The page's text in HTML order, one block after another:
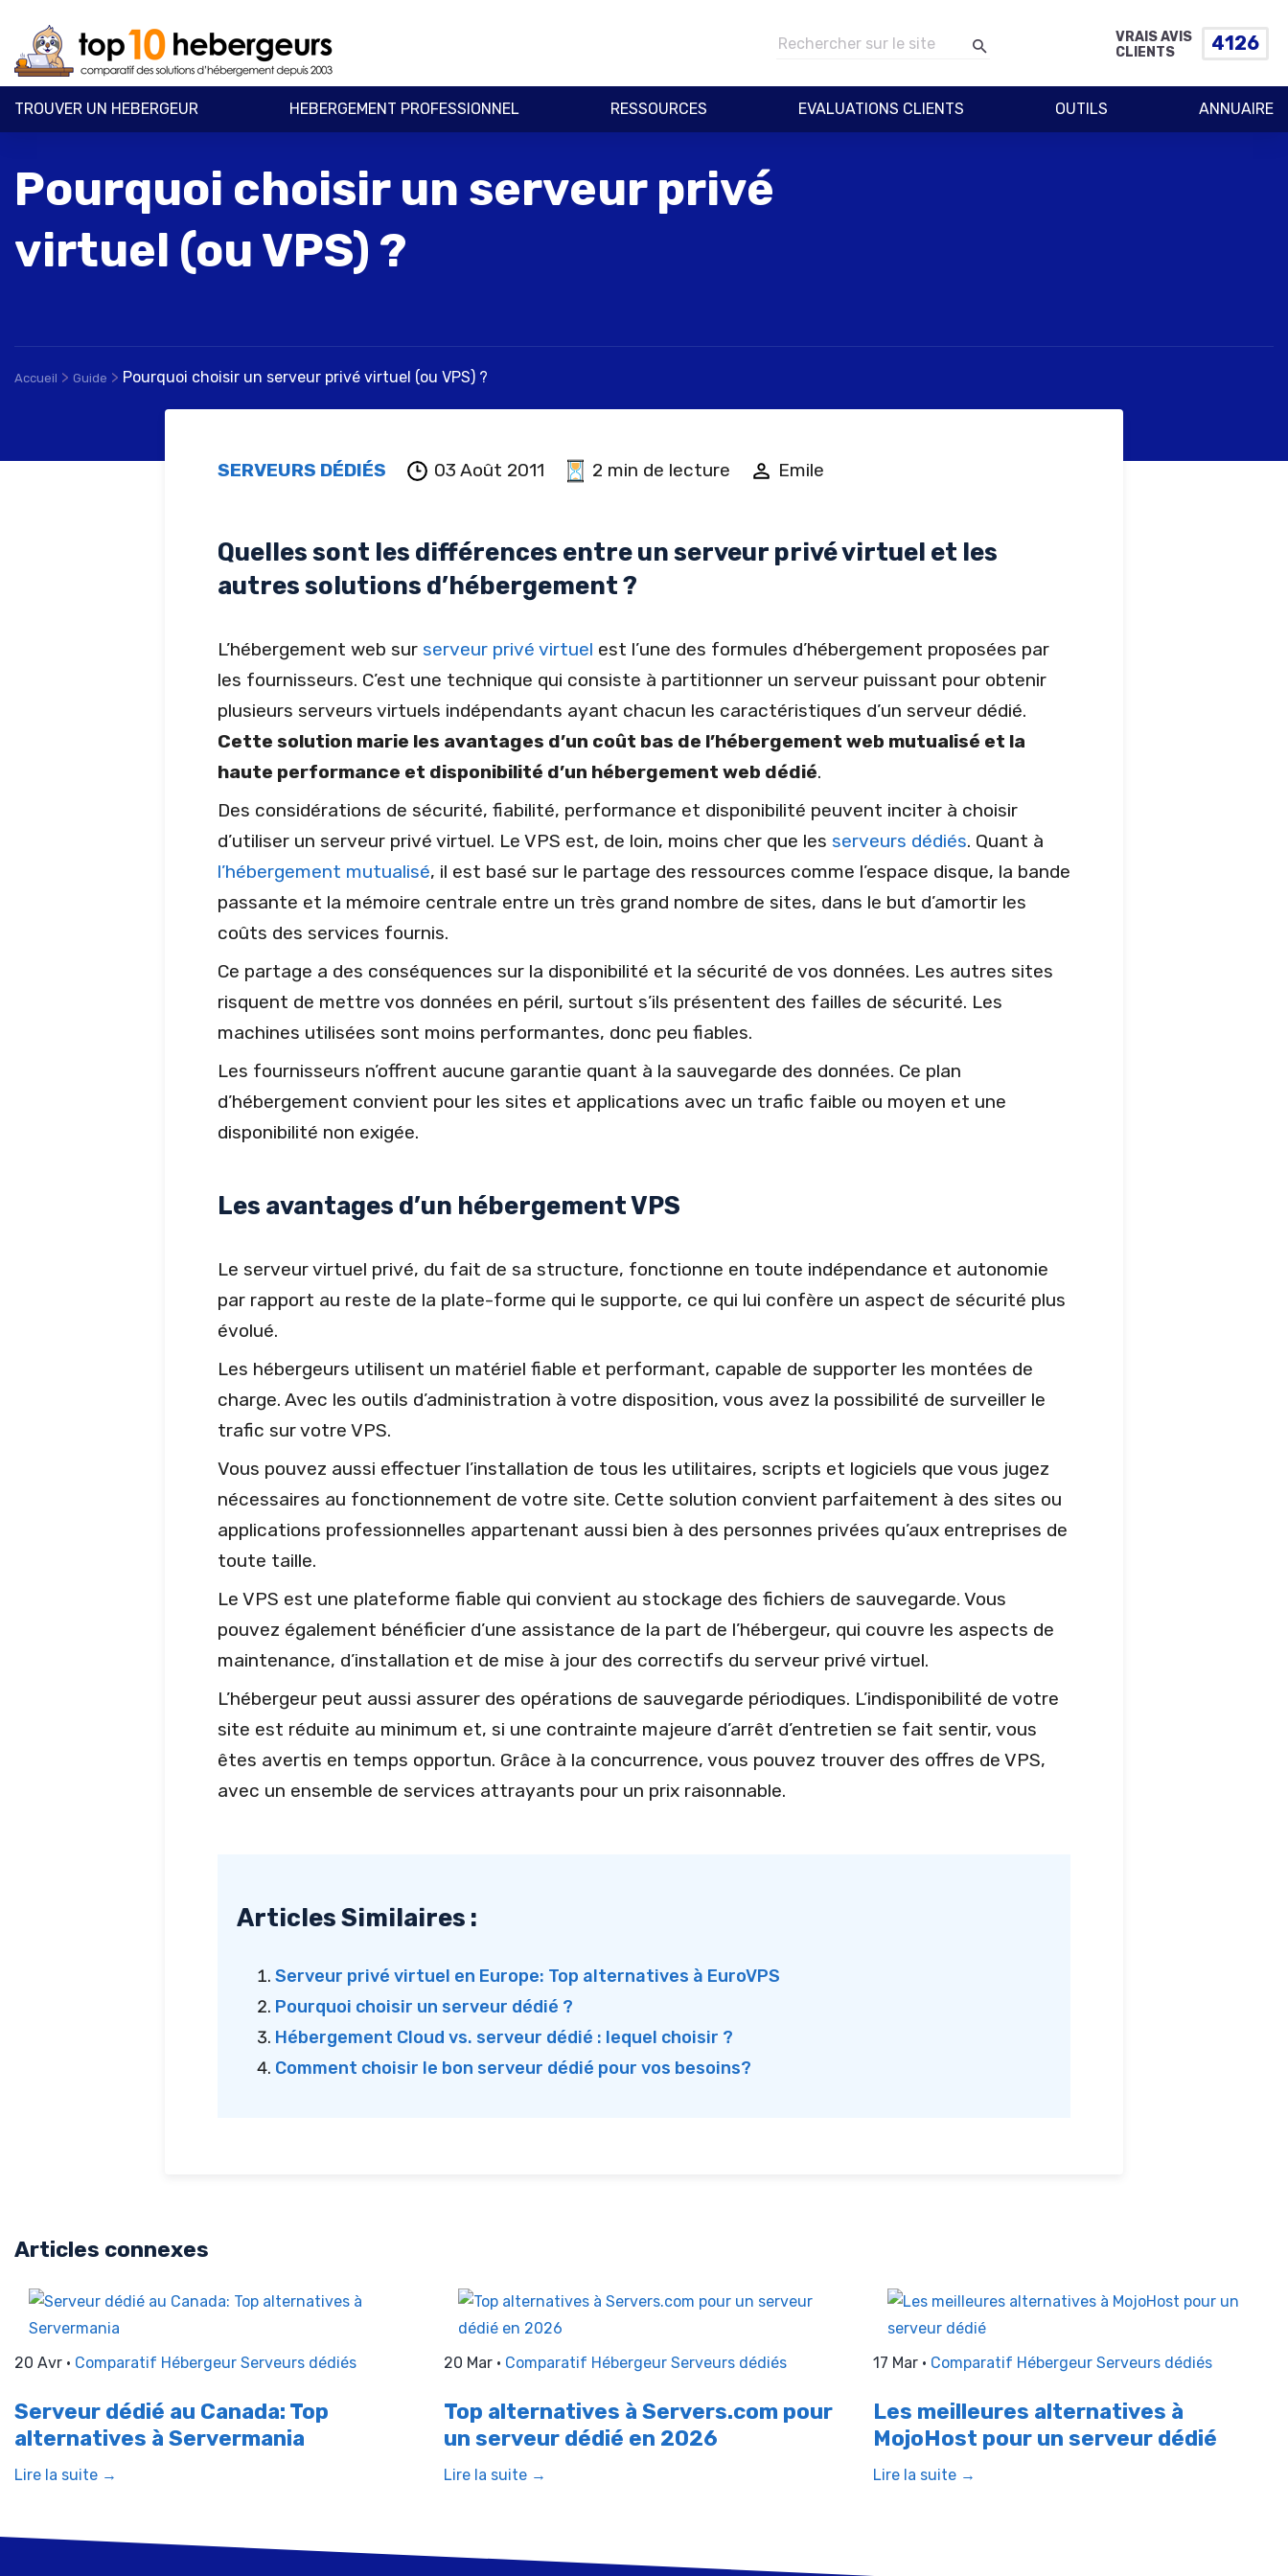
VRAIS AVIS
CLIENTS
4126
TROUVER UN HEBERGEUR HEBERGEMENT PROFESSIONNEL RESSOURCES EVALUATIONS CLIENTS OUTILS ANNUAIRE
Pourquoi choisir un serveur privé
virtuel (ou VPS) ?
Accueil > Guide > Pourquoi choisir un serveur privé virtuel (ou VPS) ?
SERVEURS DÉDIÉS 03 Août 2011 2 min de lecture Emile
Quelles sont les différences entre un serveur privé virtuel et les
autres solutions d’hébergement ?
L’hébergement web sur serveur privé virtuel est l’une des formules d’hébergement proposées par
les fournisseurs. C’est une technique qui consiste à partitionner un serveur puissant pour obtenir
plusieurs serveurs virtuels indépendants ayant chacun les caractéristiques d’un serveur dédié.
Cette solution marie les avantages d’un coût bas de l’hébergement web mutualisé et la
haute performance et disponibilité d’un hébergement web dédié.
Des considérations de sécurité, fiabilité, performance et disponibilité peuvent inciter à choisir
d’utiliser un serveur privé virtuel. Le VPS est, de loin, moins cher que les serveurs dédiés. Quant à
l’hébergement mutualisé, il est basé sur le partage des ressources comme l’espace disque, la bande
passante et la mémoire centrale entre un très grand nombre de sites, dans le but d’amortir les
coûts des services fournis.
Ce partage a des conséquences sur la disponibilité et la sécurité de vos données. Les autres sites
risquent de mettre vos données en péril, surtout s’ils présentent des failles de sécurité. Les
machines utilisées sont moins performantes, donc peu fiables.
Les fournisseurs n’offrent aucune garantie quant à la sauvegarde des données. Ce plan
d’hébergement convient pour les sites et applications avec un trafic faible ou moyen et une
disponibilité non exigée.
Les avantages d’un hébergement VPS
Le serveur virtuel privé, du fait de sa structure, fonctionne en toute indépendance et autonomie
par rapport au reste de la plate-forme qui le supporte, ce qui lui confère un aspect de sécurité plus
évolué.
Les hébergeurs utilisent un matériel fiable et performant, capable de supporter les montées de
charge. Avec les outils d’administration à votre disposition, vous avez la possibilité de surveiller le
trafic sur votre VPS.
Vous pouvez aussi effectuer l’installation de tous les utilitaires, scripts et logiciels que vous jugez
nécessaires au fonctionnement de votre site. Cette solution convient parfaitement à des sites ou
applications professionnelles appartenant aussi bien à des personnes privées qu’aux entreprises de
toute taille.
Le VPS est une plateforme fiable qui convient au stockage des fichiers de sauvegarde. Vous
pouvez également bénéficier d’une assistance de la part de l’hébergeur, qui couvre les aspects de
maintenance, d’installation et de mise à jour des correctifs du serveur privé virtuel.
L’hébergeur peut aussi assurer des opérations de sauvegarde périodiques. L’indisponibilité de votre
site est réduite au minimum et, si une contrainte majeure d’arrêt d’entretien se fait sentir, vous
êtes avertis en temps opportun. Grâce à la concurrence, vous pouvez trouver des offres de VPS,
avec un ensemble de services attrayants pour un prix raisonnable.
Articles Similaires :
Serveur privé virtuel en Europe: Top alternatives à EuroVPS
Pourquoi choisir un serveur dédié ?
Hébergement Cloud vs. serveur dédié : lequel choisir ?
Comment choisir le bon serveur dédié pour vos besoins?
Articles connexes
20 Avr • Comparatif Hébergeur Serveurs dédiés
Serveur dédié au Canada: Top
alternatives à Servermania
Lire la suite →
20 Mar • Comparatif Hébergeur Serveurs dédiés
Top alternatives à Servers.com pour
un serveur dédié en 2026
Lire la suite →
17 Mar • Comparatif Hébergeur Serveurs dédiés
Les meilleures alternatives à
MojoHost pour un serveur dédié
Lire la suite →